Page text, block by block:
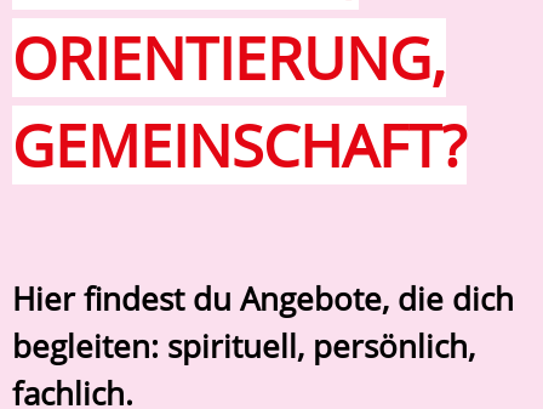
ORIENTIERUNG,
GEMEINSCHAFT?
Hier findest du Angebote, die dich
begleiten: spirituell, persönlich,
fachlich.